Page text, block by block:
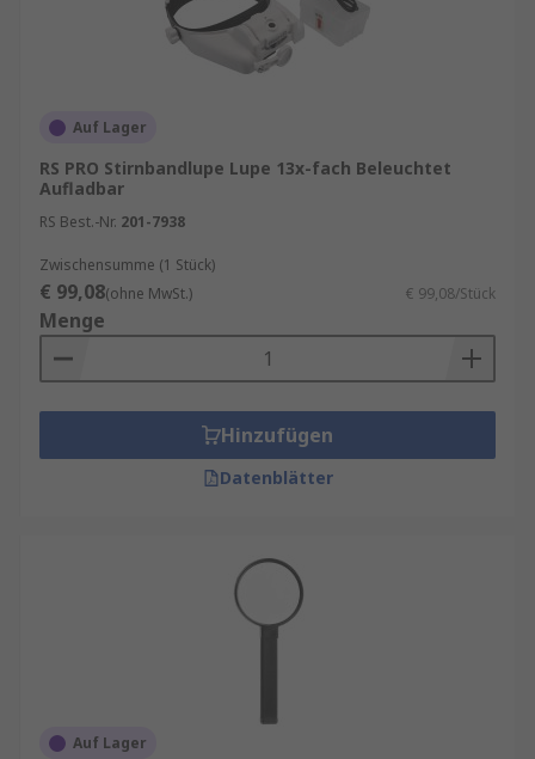
Auf Lager
RS PRO Stirnbandlupe Lupe 13x-fach Beleuchtet
Aufladbar
RS Best.-Nr. 201-7938
Zwischensumme (1 Stück)
€ 99,08(ohne MwSt.) € 99,08/Stück
Menge
Hinzufügen
Datenblätter
Auf Lager